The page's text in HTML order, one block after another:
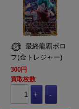
フ(金トレジャー)
300円
買取枚数